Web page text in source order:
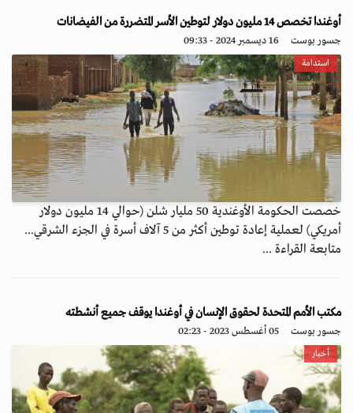
أوغندا تخصص 14 مليون دولار لتوطين الأسر المتضررة من الفيضانات
جسور بوست 16 ديسمبر 2024 - 09:33
استدامة
خصصت الحكومة الأوغندية 50 مليار شلن (حوالي 14 مليون دولار
أمريكي) لعملية إعادة توطين أكثر من 5 آلاف أسرة في الجزء الشرقي...
متابعة القراءة ...
مكتب الأمم المتحدة لحقوق الإنسان في أوغندا يوقف جميع أنشطته
جسور بوست 05 أغسطس 2023 - 02:23
أخبار